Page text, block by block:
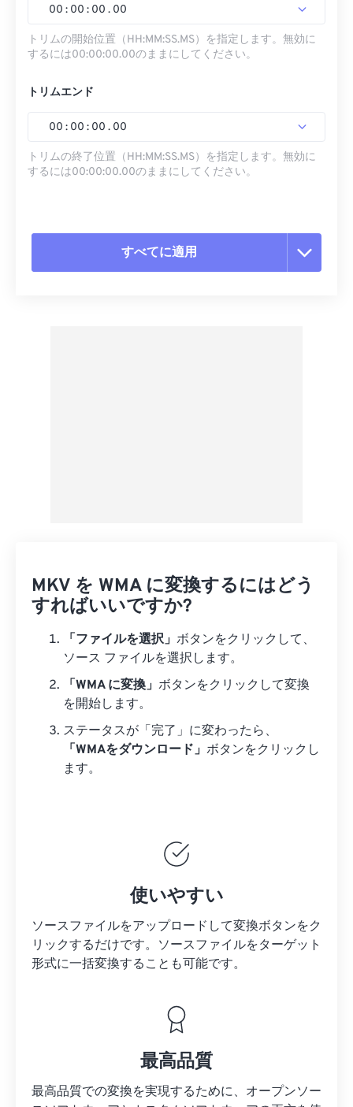
00 : 00 : 00 . 00
トリムの開始位置（HH:MM:SS.MS）を指定します。無効に
するには00:00:00.00のままにしてください。
トリムエンド
00 : 00 : 00 . 00
トリムの終了位置（HH:MM:SS.MS）を指定します。無効に
するには00:00:00.00のままにしてください。
すべてに適用
MKV を WMA に変換するにはどう
すればいいですか?
「ファイルを選択」 ボタンをクリックして、
ソース ファイルを選択します。
「WMA に変換」 ボタンをクリックして変換
を開始します。
ステータスが「完了」に変わったら、
「WMAをダウンロード」 ボタンをクリックし
ます。
使いやすい
ソースファイルをアップロードして変換ボタンをク
リックするだけです。 ソースファイルをターゲット
形式に一括変換することも可能です。
最高品質
最高品質での変換を実現するために、オープンソー